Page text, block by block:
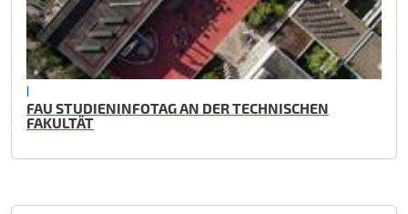
|
FAU STUDIENINFOTAG AN DER TECHNISCHEN
FAKULTÄT